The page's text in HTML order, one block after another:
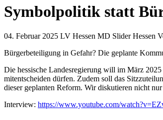
Symbolpolitik statt
04. Februar 2025 LV Hessen MD Slider Hessen
Bürgerbeteiligung in Gefahr? Die geplante
Die hessische Landesregierung will im März
mitentscheiden dürfen. Zudem soll das
dieser geplanten Reform. Wir diskutieren nicht
Interview: https://www.youtube.com/